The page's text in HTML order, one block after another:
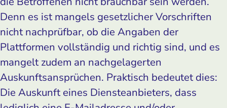
Denn es ist mangels gesetzlicher Vorschriften
nicht nachprüfbar, ob die Angaben der
Plattformen vollständig und richtig sind, und es
mangelt zudem an nachgelagerten
Auskunftsansprüchen. Praktisch bedeutet dies:
Die Auskunft eines Diensteanbieters, dass